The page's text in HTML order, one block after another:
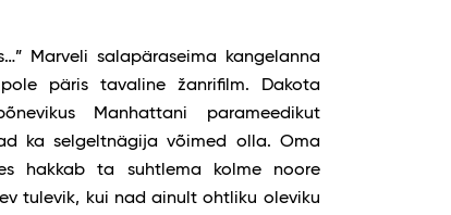
Marveli salapäraseima kangelanna
päris tavaline žanrifilm. Dakota
Manhattani parameedikut
ka selgeltnägija võimed olla. Oma
hakkab ta suhtlema kolme noore
tulevik, kui nad ainult ohtliku oleviku